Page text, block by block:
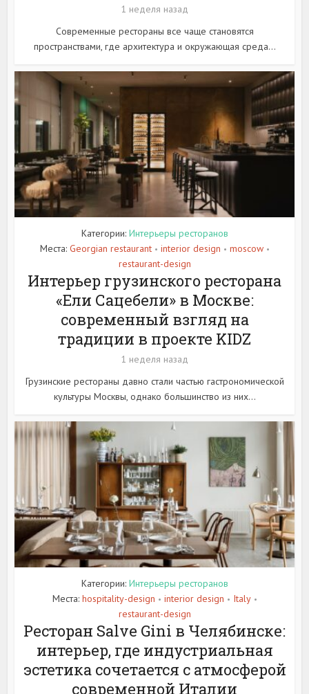
1 неделя назад
Современные рестораны все чаще становятся
пространствами, где архитектура и окружающая среда...
Категории: Интерьеры ресторанов
Места: Georgian restaurant • interior design • moscow •
restaurant-design
Интерьер грузинского ресторана
«Ели Сацебели» в Москве:
современный взгляд на
традиции в проекте KIDZ
1 неделя назад
Грузинские рестораны давно стали частью гастрономической
культуры Москвы, однако большинство из них...
Категории: Интерьеры ресторанов
Места: hospitality-design • interior design • Italy •
restaurant-design
Ресторан Salve Gini в Челябинске:
интерьер, где индустриальная
эстетика сочетается с атмосферой
современной Италии